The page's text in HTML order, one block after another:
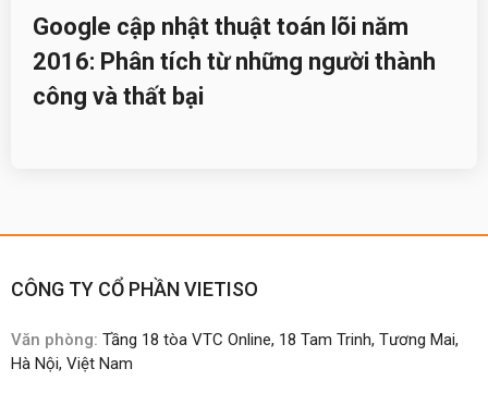
Google cập nhật thuật toán lõi năm
2016: Phân tích từ những người thành
công và thất bại
CÔNG TY CỔ PHẦN VIETISO
Văn phòng: Tầng 18 tòa VTC Online, 18 Tam Trinh, Tương Mai,
Hà Nội, Việt Nam